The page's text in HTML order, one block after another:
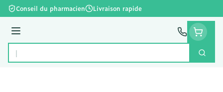
Aller au contenu
Conseil du pharmacien Livraison rapide
Menu
Rechercher